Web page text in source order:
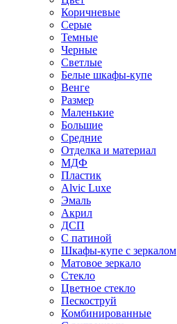
Коричневые
Серые
Темные
Черные
Светлые
Белые шкафы-купе
Венге
Размер
Маленькие
Большие
Средние
Отделка и материал
МДФ
Пластик
Alvic Luxe
Эмаль
Акрил
ДСП
С патиной
Шкафы-купе с зеркалом
Матовое зеркало
Стекло
Цветное стекло
Пескоструй
Комбинированные